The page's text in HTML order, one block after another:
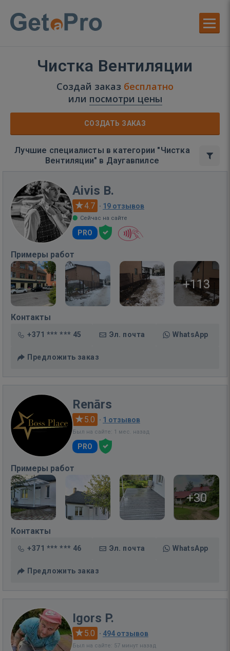
Чистка Вентиляции
Создай заказ бесплатно
или посмотри цены
СОЗДАТЬ ЗАКАЗ
Лучшие специалисты в категории "Чистка
Вентиляции" в Даугавпилсе
Aivis B.
4.7 · 19 отзывов
Сейчас на сайте
PRO
Примеры работ
+113
Контакты
+371 *** *** 45 Эл. почта WhatsApp
Предложить заказ
Renārs
5.0 · 1 отзывов
Был на сайте: 1 мес. назад
PRO
Примеры работ
+30
Контакты
+371 *** *** 46 Эл. почта WhatsApp
Предложить заказ
Igors P.
5.0 · 494 отзывов
Был на сайте: 57 минут назад